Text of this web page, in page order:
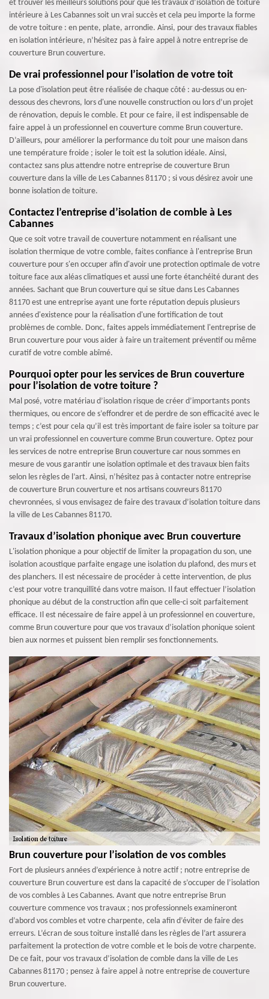
et trouver les meilleurs solutions pour que les travaux d’isolation de toiture
intérieure à Les Cabannes soit un vrai succès et cela peu importe la forme
de votre toiture : en pente, plate, arrondie. Ainsi, pour des travaux fiables
en isolation intérieure, n’hésitez pas à faire appel à notre entreprise de
couverture Brun couverture.
De vrai professionnel pour l’isolation de votre toit
La pose d'isolation peut être réalisée de chaque côté : au-dessus ou en-
dessous des chevrons, lors d'une nouvelle construction ou lors d’un projet
de rénovation, depuis le comble. Et pour ce faire, il est indispensable de
faire appel à un professionnel en couverture comme Brun couverture.
D’ailleurs, pour améliorer la performance du toit pour une maison dans
une température froide ; isoler le toit est la solution idéale. Ainsi,
contactez sans plus attendre notre entreprise de couverture Brun
couverture dans la ville de Les Cabannes 81170 ; si vous désirez avoir une
bonne isolation de toiture.
Contactez l’entreprise d’isolation de comble à Les
Cabannes
Que ce soit votre travail de couverture notamment en réalisant une
isolation thermique de votre comble, faites confiance à l'entreprise Brun
couverture pour s'en occuper afin d'avoir une protection optimale de votre
toiture face aux aléas climatiques et aussi une forte étanchéité durant des
années. Sachant que Brun couverture qui se situe dans Les Cabannes
81170 est une entreprise ayant une forte réputation depuis plusieurs
années d'existence pour la réalisation d'une fortification de tout
problèmes de comble. Donc, faites appels immédiatement l'entreprise de
Brun couverture pour vous aider à faire un traitement préventif ou même
curatif de votre comble abîmé.
Pourquoi opter pour les services de Brun couverture
pour l’isolation de votre toiture ?
Mal posé, votre matériau d’isolation risque de créer d’importants ponts
thermiques, ou encore de s’effondrer et de perdre de son efficacité avec le
temps ; c’est pour cela qu’il est très important de faire isoler sa toiture par
un vrai professionnel en couverture comme Brun couverture. Optez pour
les services de notre entreprise Brun couverture car nous sommes en
mesure de vous garantir une isolation optimale et des travaux bien faits
selon les règles de l’art. Ainsi, n’hésitez pas à contacter notre entreprise
de couverture Brun couverture et nos artisans couvreurs 81170
chevronnées, si vous envisagez de faire des travaux d’isolation toiture dans
la ville de Les Cabannes 81170.
Travaux d’isolation phonique avec Brun couverture
L'isolation phonique a pour objectif de limiter la propagation du son, une
isolation acoustique parfaite engage une isolation du plafond, des murs et
des planchers. Il est nécessaire de procéder à cette intervention, de plus
c’est pour votre tranquillité dans votre maison. Il faut effectuer l’isolation
phonique au début de la construction afin que celle-ci soit parfaitement
efficace. Il est nécessaire de faire appel à un professionnel en couverture,
comme Brun couverture pour que vos travaux d’isolation phonique soient
bien aux normes et puissent bien remplir ses fonctionnements.
Brun couverture pour l’isolation de vos combles
Fort de plusieurs années d’expérience à notre actif ; notre entreprise de
couverture Brun couverture est dans la capacité de s’occuper de l’isolation
de vos combles à Les Cabannes. Avant que notre entreprise Brun
couverture commence vos travaux ; nos professionnels examineront
d’abord vos combles et votre charpente, cela afin d’éviter de faire des
erreurs. L’écran de sous toiture installé dans les règles de l’art assurera
parfaitement la protection de votre comble et le bois de votre charpente.
De ce fait, pour vos travaux d’isolation de comble dans la ville de Les
Cabannes 81170 ; pensez à faire appel à notre entreprise de couverture
Brun couverture.